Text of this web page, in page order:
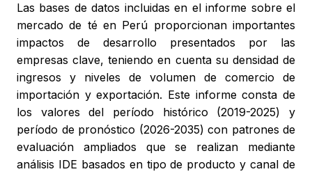
Las bases de datos incluidas en el informe sobre el
mercado de té en Perú proporcionan importantes
impactos de desarrollo presentados por las
empresas clave, teniendo en cuenta su densidad de
ingresos y niveles de volumen de comercio de
importación y exportación. Este informe consta de
los valores del período histórico (2019-2025) y
período de pronóstico (2026-2035) con patrones de
evaluación ampliados que se realizan mediante
análisis IDE basados en tipo de producto y canal de